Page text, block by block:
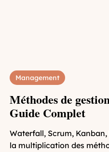
Management
Méthodes de
Guide Complet
Waterfall, Scrum,
la multiplication des